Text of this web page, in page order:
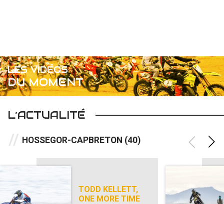
LES VIDÉOS
DU MOMENT
L’ACTUALITÉ
HOSSEGOR-CAPBRETON (40)
TODD KELLETT,
ONE MORE TIME